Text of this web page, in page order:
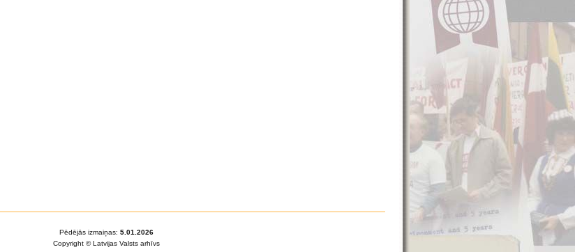
Pēdējās izmaiņas: 5.01.2026
Copyright © Latvijas Valsts arhīvs